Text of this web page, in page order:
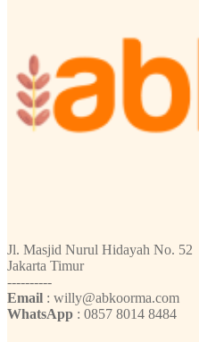
Jl. Masjid Nurul Hidayah No. 52
Jakarta Timur
----------
Email : willy@abkoorma.com
WhatsApp : 0857 8014 8484